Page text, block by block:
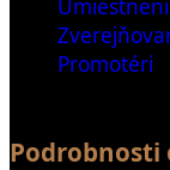
Promotéri
Podrobnosti